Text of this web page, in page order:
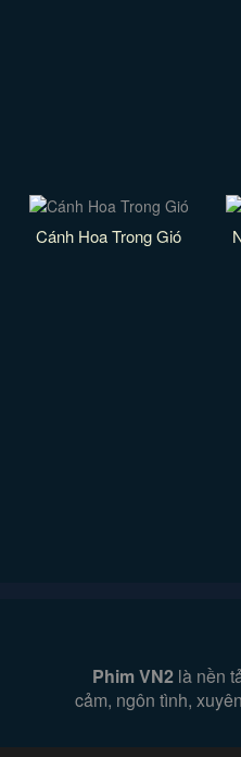
Cánh Hoa Trong Gió
Phim VN2 là nền
cảm, ngôn tình,